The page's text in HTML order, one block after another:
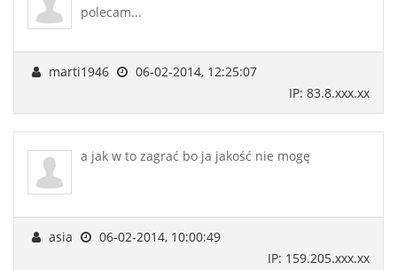
polecam...
marti1946
06-02-2014, 12:25:07
IP: 83.8.xxx.xx
a jak w to zagrać bo ja jakość nie mogę
asia
06-02-2014, 10:00:49
IP: 159.205.xxx.xx